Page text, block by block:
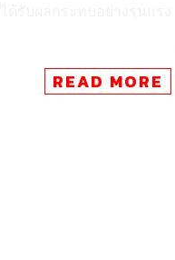
ร่ระบาดของโรคระบาดในสั
ร ทำให้สุกรขาดตลาด เนื้อ
READ MORE